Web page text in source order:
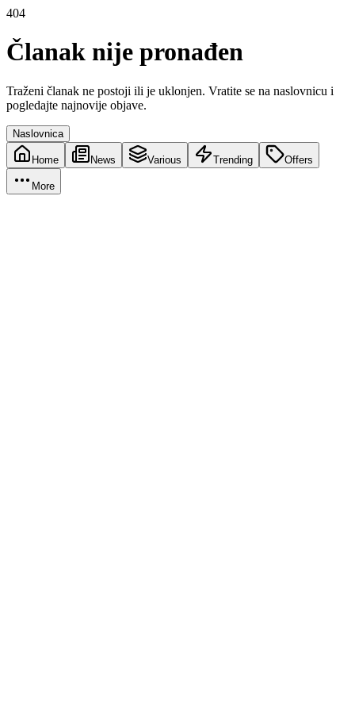
404
Članak nije pronađen
Traženi članak ne postoji ili je uklonjen. Vratite se na naslovnicu i
pogledajte najnovije objave.
Naslovnica
Home News Various Trending Offers
More